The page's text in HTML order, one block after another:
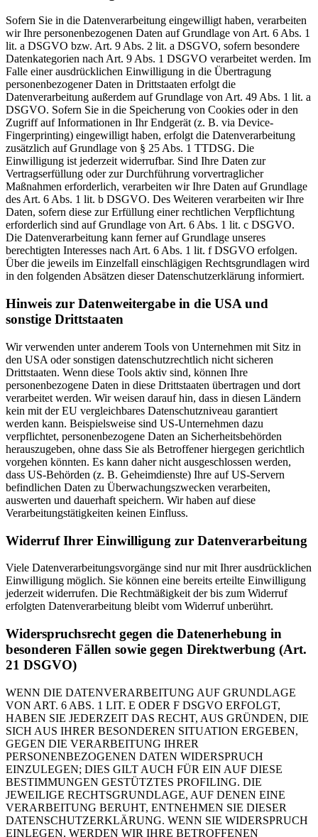
Sofern Sie in die Datenverarbeitung eingewilligt haben, verarbeiten
wir Ihre personenbezogenen Daten auf Grundlage von Art. 6 Abs. 1
lit. a DSGVO bzw. Art. 9 Abs. 2 lit. a DSGVO, sofern besondere
Datenkategorien nach Art. 9 Abs. 1 DSGVO verarbeitet werden. Im
Falle einer ausdrücklichen Einwilligung in die Übertragung
personenbezogener Daten in Drittstaaten erfolgt die
Datenverarbeitung außerdem auf Grundlage von Art. 49 Abs. 1 lit. a
DSGVO. Sofern Sie in die Speicherung von Cookies oder in den
Zugriff auf Informationen in Ihr Endgerät (z. B. via Device-
Fingerprinting) eingewilligt haben, erfolgt die Datenverarbeitung
zusätzlich auf Grundlage von § 25 Abs. 1 TTDSG. Die
Einwilligung ist jederzeit widerrufbar. Sind Ihre Daten zur
Vertragserfüllung oder zur Durchführung vorvertraglicher
Maßnahmen erforderlich, verarbeiten wir Ihre Daten auf Grundlage
des Art. 6 Abs. 1 lit. b DSGVO. Des Weiteren verarbeiten wir Ihre
Daten, sofern diese zur Erfüllung einer rechtlichen Verpflichtung
erforderlich sind auf Grundlage von Art. 6 Abs. 1 lit. c DSGVO.
Die Datenverarbeitung kann ferner auf Grundlage unseres
berechtigten Interesses nach Art. 6 Abs. 1 lit. f DSGVO erfolgen.
Über die jeweils im Einzelfall einschlägigen Rechtsgrundlagen wird
in den folgenden Absätzen dieser Datenschutzerklärung informiert.
Hinweis zur Datenweitergabe in die USA und
sonstige Drittstaaten
Wir verwenden unter anderem Tools von Unternehmen mit Sitz in
den USA oder sonstigen datenschutzrechtlich nicht sicheren
Drittstaaten. Wenn diese Tools aktiv sind, können Ihre
personenbezogene Daten in diese Drittstaaten übertragen und dort
verarbeitet werden. Wir weisen darauf hin, dass in diesen Ländern
kein mit der EU vergleichbares Datenschutzniveau garantiert
werden kann. Beispielsweise sind US-Unternehmen dazu
verpflichtet, personenbezogene Daten an Sicherheitsbehörden
herauszugeben, ohne dass Sie als Betroffener hiergegen gerichtlich
vorgehen könnten. Es kann daher nicht ausgeschlossen werden,
dass US-Behörden (z. B. Geheimdienste) Ihre auf US-Servern
befindlichen Daten zu Überwachungszwecken verarbeiten,
auswerten und dauerhaft speichern. Wir haben auf diese
Verarbeitungstätigkeiten keinen Einfluss.
Widerruf Ihrer Einwilligung zur Datenverarbeitung
Viele Datenverarbeitungsvorgänge sind nur mit Ihrer ausdrücklichen
Einwilligung möglich. Sie können eine bereits erteilte Einwilligung
jederzeit widerrufen. Die Rechtmäßigkeit der bis zum Widerruf
erfolgten Datenverarbeitung bleibt vom Widerruf unberührt.
Widerspruchsrecht gegen die Datenerhebung in
besonderen Fällen sowie gegen Direktwerbung (Art.
21 DSGVO)
WENN DIE DATENVERARBEITUNG AUF GRUNDLAGE
VON ART. 6 ABS. 1 LIT. E ODER F DSGVO ERFOLGT,
HABEN SIE JEDERZEIT DAS RECHT, AUS GRÜNDEN, DIE
SICH AUS IHRER BESONDEREN SITUATION ERGEBEN,
GEGEN DIE VERARBEITUNG IHRER
PERSONENBEZOGENEN DATEN WIDERSPRUCH
EINZULEGEN; DIES GILT AUCH FÜR EIN AUF DIESE
BESTIMMUNGEN GESTÜTZTES PROFILING. DIE
JEWEILIGE RECHTSGRUNDLAGE, AUF DENEN EINE
VERARBEITUNG BERUHT, ENTNEHMEN SIE DIESER
DATENSCHUTZERKLÄRUNG. WENN SIE WIDERSPRUCH
EINLEGEN, WERDEN WIR IHRE BETROFFENEN